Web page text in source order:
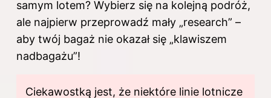
samym lotem? Wybierz się na kolejną podróż,
ale najpierw przeprowadź mały „research” –
aby twój bagaż nie okazał się „klawiszem
nadbagażu”!
Ciekawostką jest, że niektóre linie lotnicze